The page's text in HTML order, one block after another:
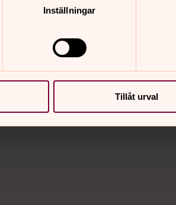
Inställningar
Tillåt urval